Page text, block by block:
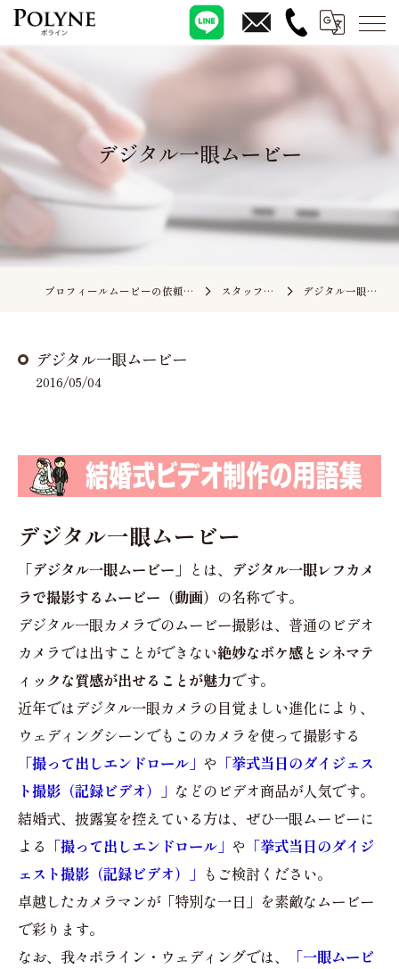
デジタル一眼ムービー
プロフィールムービーの依頼ならポライン スタッフブログ デジタル一眼ムービー
デジタル一眼ムービー
2016/05/04
デジタル一眼ムービー
「デジタル一眼ムービー」 とは、 デジタル一眼レフカメ
ラで撮影するムービー（動画） の名称です。
デジタル一眼カメラでのムービー撮影は、普通のビデオ
カメラでは出すことができない絶妙なボケ感とシネマテ
ィックな質感が出せることが魅力です。
近年ではデジタル一眼カメラの目覚ましい進化により、
ウェディングシーンでもこのカメラを使って撮影する
「撮って出しエンドロール」 や 「挙式当日のダイジェス
ト撮影（記録ビデオ）」 などのビデオ商品が人気です。
結婚式、披露宴を控えている方は、ぜひ一眼ムービーに
よる 「撮って出しエンドロール」 や 「挙式当日のダイジ
ェスト撮影（記録ビデオ）」 もご検討ください。
卓越したカメラマンが「特別な一日」を素敵なムービー
で彩ります。
なお、我々ポライン・ウェディングでは、
「一眼ムービ